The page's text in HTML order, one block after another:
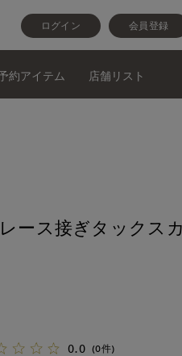
ログイン 会員登録
約アイテム 店舗リスト
ース接ぎタックス
0.0 (0件)